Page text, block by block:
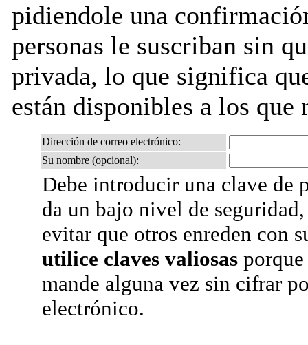
pidiendole una
personas le suscriban sin
privada, lo que significa
están disponibles a los que
Dirección de correo electrónico:
Su nombre (opcional):
Debe introducir una clave de
da un bajo nivel de
evitar que otros enreden con
utilice claves valiosas
mande alguna vez sin cifrar
electrónico.